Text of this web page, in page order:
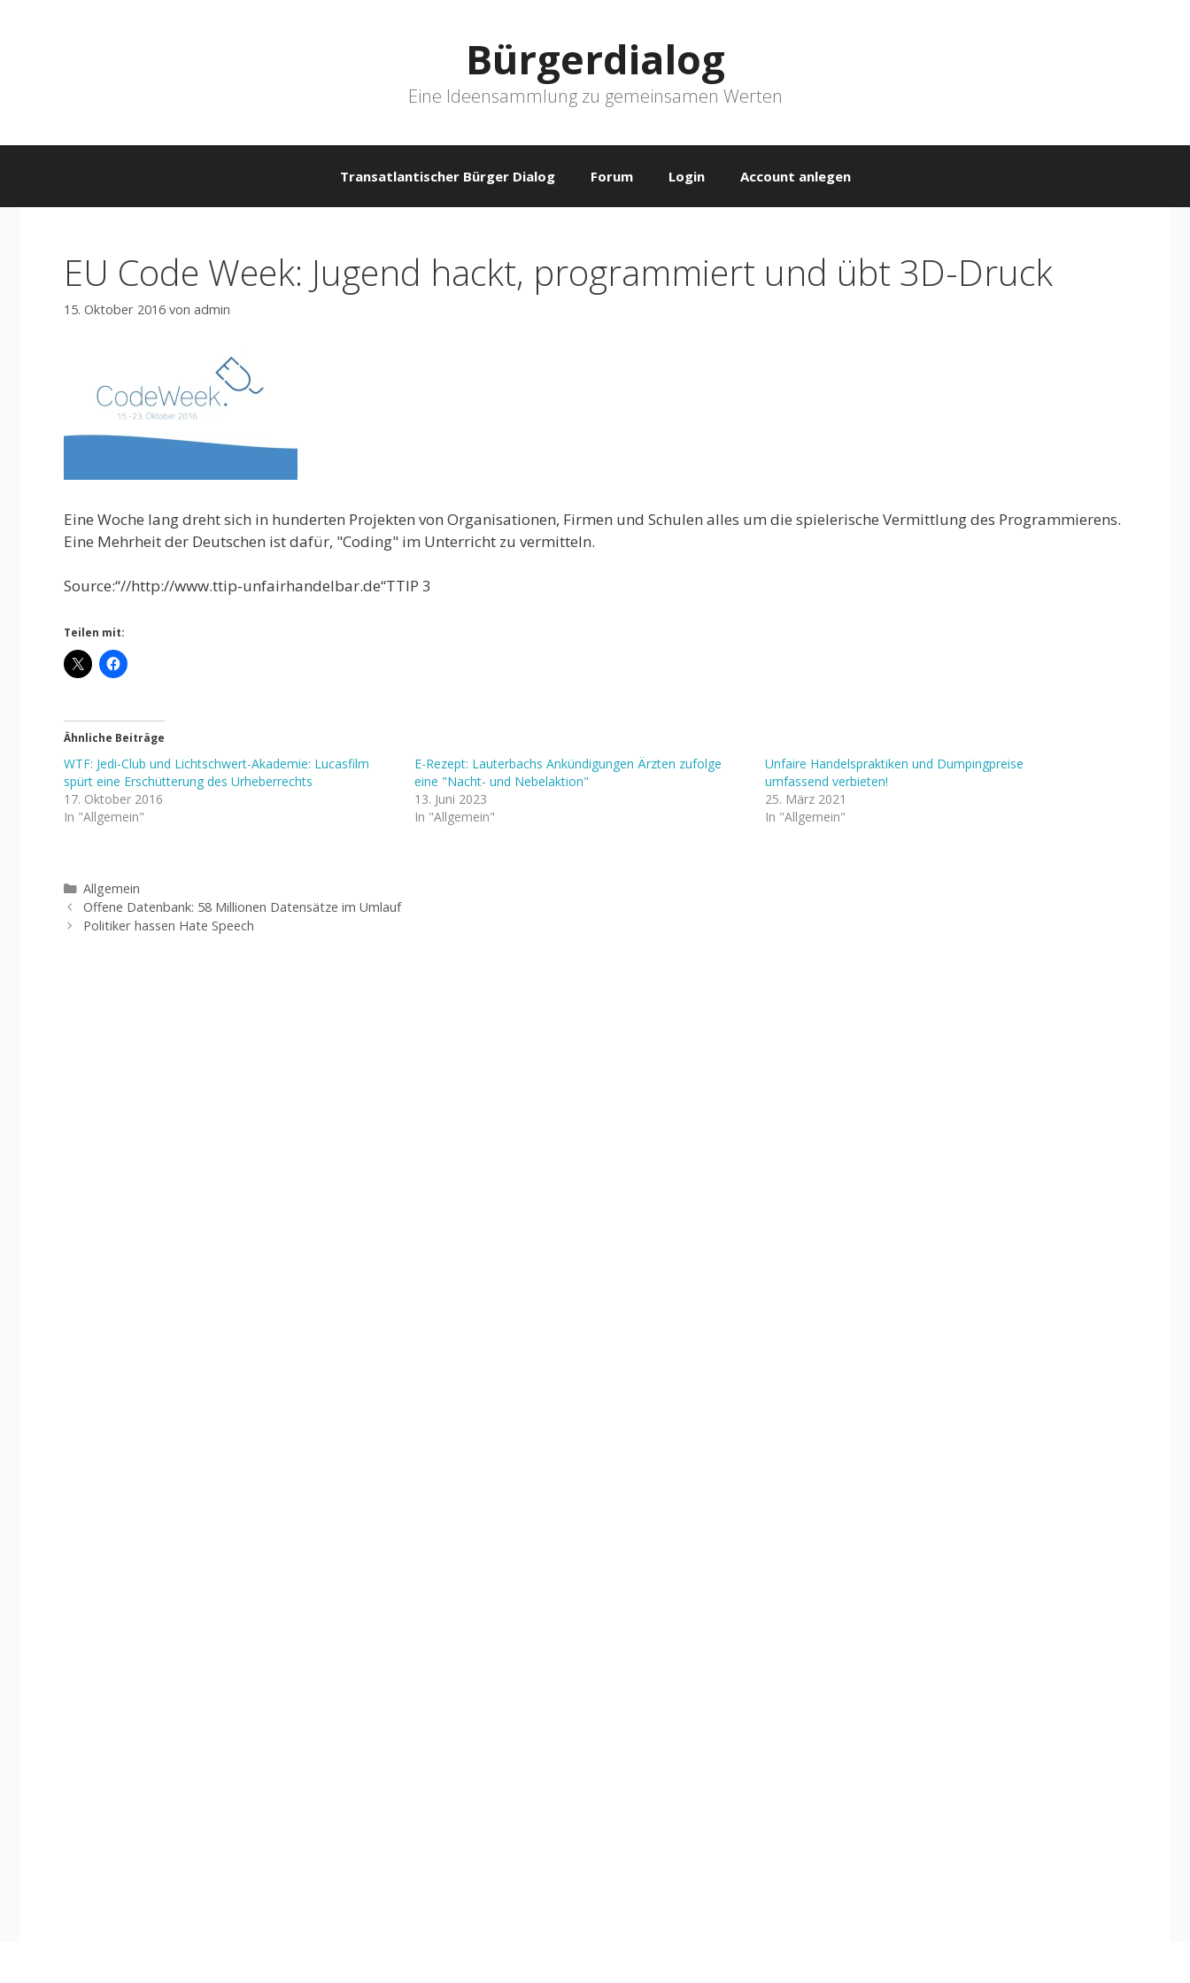
Bürgerdialog
Eine Ideensammlung zu gemeinsamen Werten
Transatlantischer Bürger Dialog Forum Login Account anlegen
EU Code Week: Jugend hackt, programmiert und übt 3D-Druck
15. Oktober 2016 von admin
Eine Woche lang dreht sich in hunderten Projekten von Organisationen, Firmen und Schulen alles um die spielerische Vermittlung des Programmierens.
Eine Mehrheit der Deutschen ist dafür, "Coding" im Unterricht zu vermitteln.
Source:“//http://www.ttip-unfairhandelbar.de“TTIP 3
Teilen mit:
Ähnliche Beiträge
WTF: Jedi-Club und Lichtschwert-Akademie: Lucasfilm
spürt eine Erschütterung des Urheberrechts
17. Oktober 2016
In "Allgemein"
E-Rezept: Lauterbachs Ankündigungen Ärzten zufolge
eine "Nacht- und Nebelaktion"
13. Juni 2023
In "Allgemein"
Unfaire Handelspraktiken und Dumpingpreise
umfassend verbieten!
25. März 2021
In "Allgemein"
Kategorien
Allgemein
Offene Datenbank: 58 Millionen Datensätze im Umlauf
Politiker hassen Hate Speech